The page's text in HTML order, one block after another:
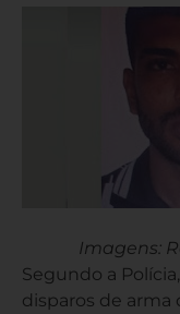
Imagens:
Segundo a
disparos de arma